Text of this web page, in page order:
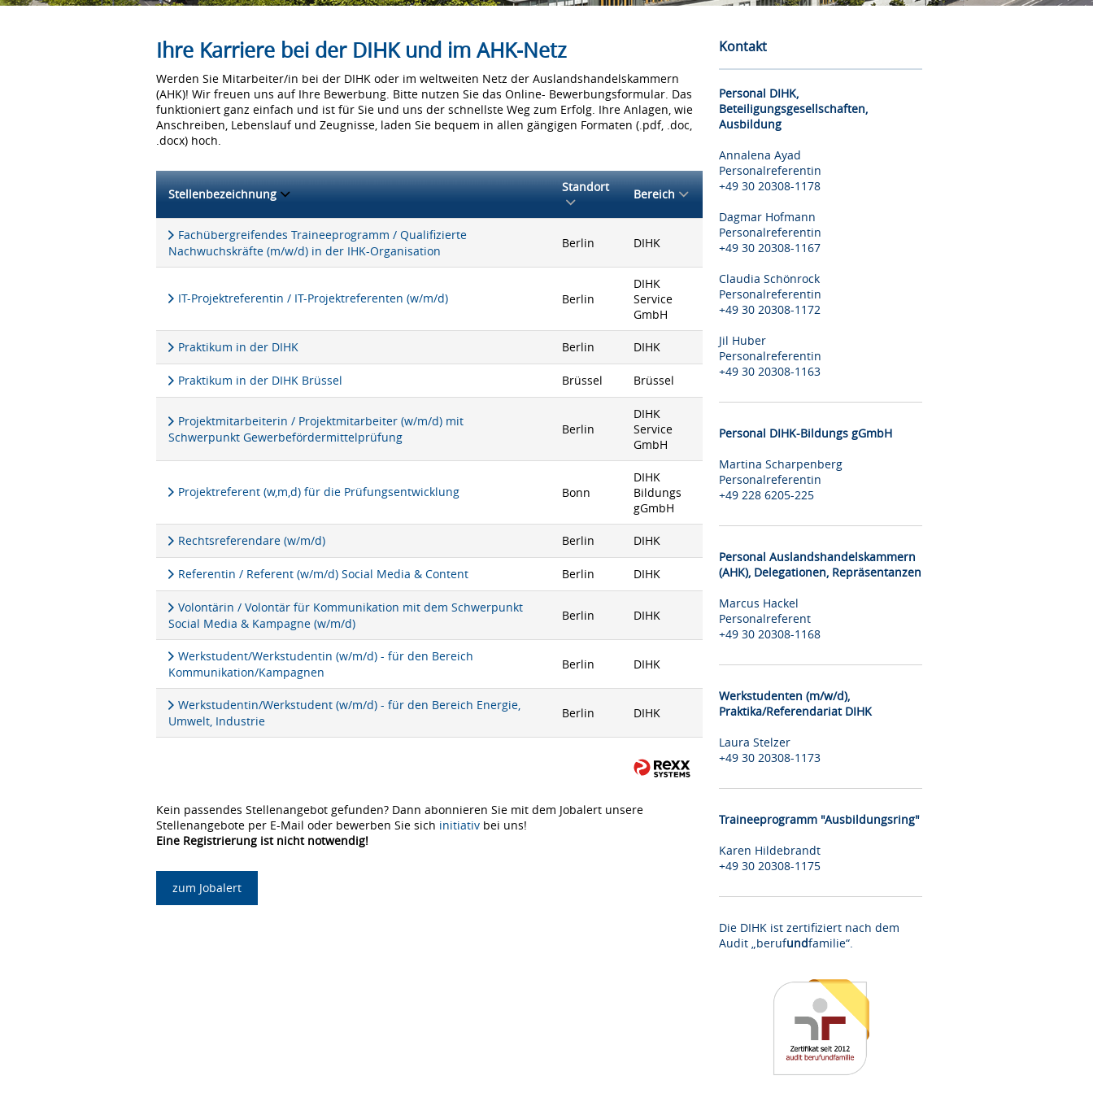
Ihre Karriere bei der DIHK und im AHK-Netz
Werden Sie Mitarbeiter/in bei der DIHK oder im weltweiten Netz der Auslandshandelskammern
(AHK)! Wir freuen uns auf Ihre Bewerbung. Bitte nutzen Sie das Online- Bewerbungsformular. Das
funktioniert ganz einfach und ist für Sie und uns der schnellste Weg zum Erfolg. Ihre Anlagen, wie
Anschreiben, Lebenslauf und Zeugnisse, laden Sie bequem in allen gängigen Formaten (.pdf, .doc,
.docx) hoch.
Stellenbezeichnung Standort Bereich
Fachübergreifendes Traineeprogramm / Qualifizierte
Nachwuchskräfte (m/w/d) in der IHK-Organisation
Berlin DIHK
IT-Projektreferentin / IT-Projektreferenten (w/m/d) Berlin
DIHK
Service
GmbH
Praktikum in der DIHK Berlin DIHK
Praktikum in der DIHK Brüssel Brüssel Brüssel
Projektmitarbeiterin / Projektmitarbeiter (w/m/d) mit
Schwerpunkt Gewerbefördermittelprüfung
Berlin
DIHK
Service
GmbH
Projektreferent (w,m,d) für die Prüfungsentwicklung Bonn
DIHK
Bildungs
gGmbH
Rechtsreferendare (w/m/d) Berlin DIHK
Referentin / Referent (w/m/d) Social Media & Content Berlin DIHK
Volontärin / Volontär für Kommunikation mit dem Schwerpunkt
Social Media & Kampagne (w/m/d)
Berlin DIHK
Werkstudent/Werkstudentin (w/m/d) - für den Bereich
Kommunikation/Kampagnen
Berlin DIHK
Werkstudentin/Werkstudent (w/m/d) - für den Bereich Energie,
Umwelt, Industrie
Berlin DIHK
Kein passendes Stellenangebot gefunden? Dann abonnieren Sie mit dem Jobalert unsere
Stellenangebote per E-Mail oder bewerben Sie sich initiativ bei uns!
Eine Registrierung ist nicht notwendig!
zum Jobalert
Kontakt
Personal DIHK,
Beteiligungsgesellschaften,
Ausbildung
Annalena Ayad
Personalreferentin
+49 30 20308-1178
Dagmar Hofmann
Personalreferentin
+49 30 20308-1167
Claudia Schönrock
Personalreferentin
+49 30 20308-1172
Jil Huber
Personalreferentin
+49 30 20308-1163
Personal DIHK-Bildungs gGmbH
Martina Scharpenberg
Personalreferentin
+49 228 6205-225
Personal Auslandshandelskammern
(AHK), Delegationen, Repräsentanzen
Marcus Hackel
Personalreferent
+49 30 20308-1168
Werkstudenten (m/w/d),
Praktika/Referendariat DIHK
Laura Stelzer
+49 30 20308-1173
Traineeprogramm "Ausbildungsring"
Karen Hildebrandt
+49 30 20308-1175
Die DIHK ist zertifiziert nach dem
Audit „berufundfamilie“.